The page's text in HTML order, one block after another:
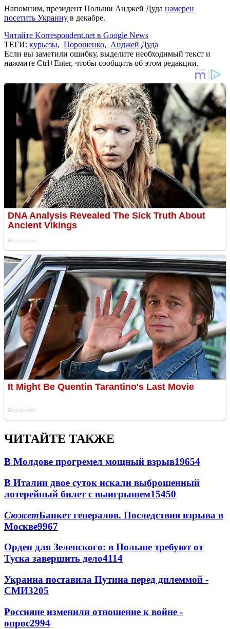
Напомним, президент Польши Анджей Дуда намерен
посетить Украину в декабре.
Читайте Korrespondent.net в Google News
ТЕГИ: курьезы, Порошенко, Анджей Дуда
Если вы заметили ошибку, выделите необходимый текст и
нажмите Ctrl+Enter, чтобы сообщить об этом редакции.
ЧИТАЙТЕ ТАКЖЕ
В Молдове прогремел мощный взрыв19654
В Италии двое суток искали выброшенный
лотерейный билет с выигрышем15450
СюжетБанкет генералов. Последствия взрыва в
Москве9967
Орден для Зеленского: в Польше требуют от
Туска завершить дело4114
Украина поставила Путина перед дилеммой -
СМИ3205
Россияне изменили отношение к войне -
опрос2994